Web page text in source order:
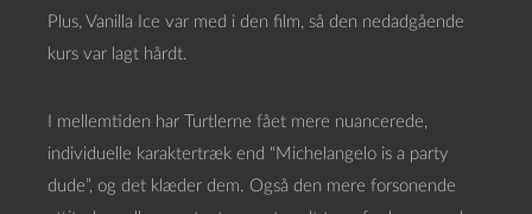
Plus, Vanilla Ice var med i den film, så den nedadgående
kurs var lagt hårdt.
I mellemtiden har Turtlerne fået mere nuancerede,
individuelle karaktertræk end “Michelangelo is a party
dude”, og det klæder dem. Også den mere forsonende